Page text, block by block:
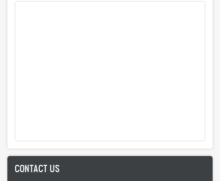
CONTACT US